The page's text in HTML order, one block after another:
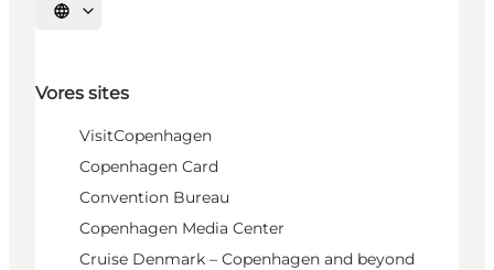
Vælg sprog
Vores sites
VisitCopenhagen
Copenhagen Card
Convention Bureau
Copenhagen Media Center
Cruise Denmark – Copenhagen and beyond